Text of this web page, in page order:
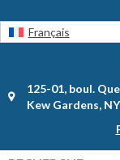
Français
125-01, boul.
Kew Gardens,